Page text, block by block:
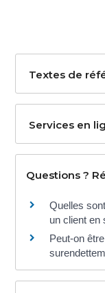
Textes de
Services en
Questions ?
Quelles
un client en
Peut-on